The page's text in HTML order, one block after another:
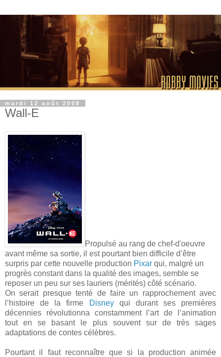
mardi 12 août 2008
Wall-E
Propulsé au rang de chef-d'oeuvre
avant même sa sortie, il est pourtant bien difficile d’être
surpris par cette nouvelle production Pixar qui, malgré un
progrès constant dans la qualité des images, semble se
reposer un peu sur ses lauriers (mérités) côté scénario.
On serait presque tenté de faire un rapprochement avec
l’histoire de la firme
Disneyqui durant ses premières
décennies révolutionna constamment l’art de l’animation
tout en se basant le plus souvent sur de très sages
adaptations de contes célèbres.
Pourtant il faut reconnaître que si la production animée